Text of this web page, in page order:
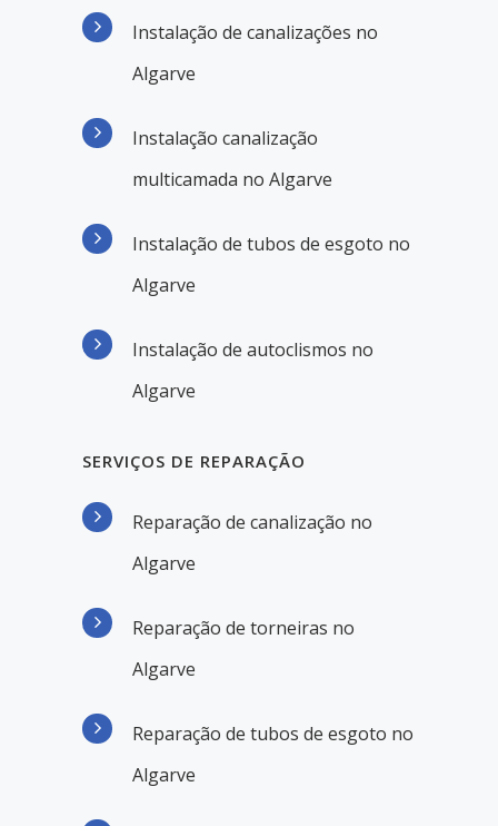
Instalação de canalizações no
Algarve
Instalação canalização
multicamada no Algarve
Instalação de tubos de esgoto no
Algarve
Instalação de autoclismos no
Algarve
SERVIÇOS DE REPARAÇÃO
Reparação de canalização no
Algarve
Reparação de torneiras no
Algarve
Reparação de tubos de esgoto no
Algarve